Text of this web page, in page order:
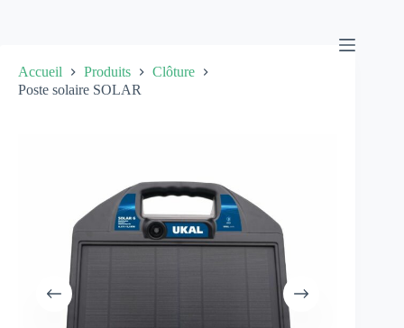
Accueil Produits
Clôture
Poste solaire SOLAR